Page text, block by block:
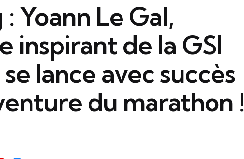
Yoann Le Gal,
inspirant de la GSI
lance avec succès
du marathon !